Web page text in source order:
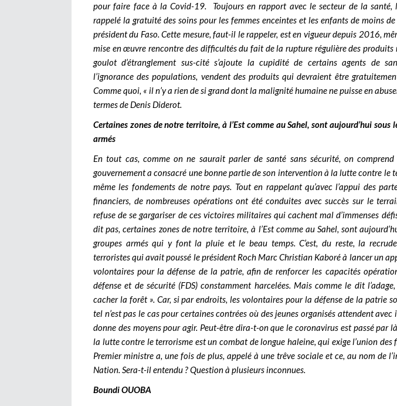
pour faire face à la Covid-19. Toujours en rapport avec le secteur de la santé,
rappelé la gratuité des soins pour les femmes enceintes et les enfants de moins
président du Faso. Cette mesure, faut-il le rappeler, est en vigueur depuis 2016,
mise en œuvre rencontre des difficultés du fait de la rupture régulière des produits
goulot d’étranglement sus-cité s’ajoute la cupidité de certains agents de
l’ignorance des populations, vendent des produits qui devraient être
Comme quoi, « il n’y a rien de si grand dont la malignité humaine ne puisse en
termes de Denis Diderot.
Certaines zones de notre territoire, à l’Est comme au Sahel, sont aujourd’hui sous
armés
En tout cas, comme on ne saurait parler de santé sans sécurité, on
gouvernement a consacré une bonne partie de son intervention à la lutte contre le
même les fondements de notre pays. Tout en rappelant qu’avec l’appui des
financiers, de nombreuses opérations ont été conduites avec succès sur le
refuse de se gargariser de ces victoires militaires qui cachent mal d’immenses
dit pas, certaines zones de notre territoire, à l’Est comme au Sahel, sont
groupes armés qui y font la pluie et le beau temps. C’est, du reste, la
terroristes qui avait poussé le président Roch Marc Christian Kaboré à lancer un
volontaires pour la défense de la patrie, afin de renforcer les capacités
défense et de sécurité (FDS) constamment harcelées. Mais comme le dit
cacher la forêt ». Car, si par endroits, les volontaires pour la défense de la patrie
tel n’est pas le cas pour certaines contrées où des jeunes organisés attendent avec
donne des moyens pour agir. Peut-être dira-t-on que le coronavirus est passé par
la lutte contre le terrorisme est un combat de longue haleine, qui exige l’union des
Premier ministre a, une fois de plus, appelé à une trêve sociale et ce, au nom de
Nation. Sera-t-il entendu ? Question à plusieurs inconnues.
Boundi OUOBA